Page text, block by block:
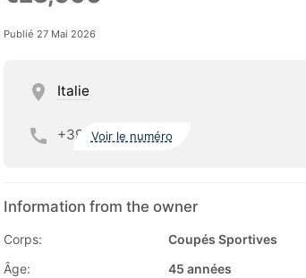
Publié 27 Mai 2026
Italie
+39 Voir le numéro
Information from the owner
Corps:
Coupés Sportives
Âge:
45 années